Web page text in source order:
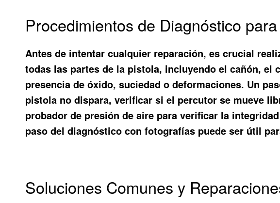
Procedimientos de Diagnóstico
Antes de intentar cualquier reparación, es crucial
todas las partes de la pistola, incluyendo el cañón,
presencia de óxido, suciedad o deformaciones. Un
pistola no dispara, verificar si el percutor se mueve
probador de presión de aire para verificar la
paso del diagnóstico con fotografías puede ser útil
Soluciones Comunes y